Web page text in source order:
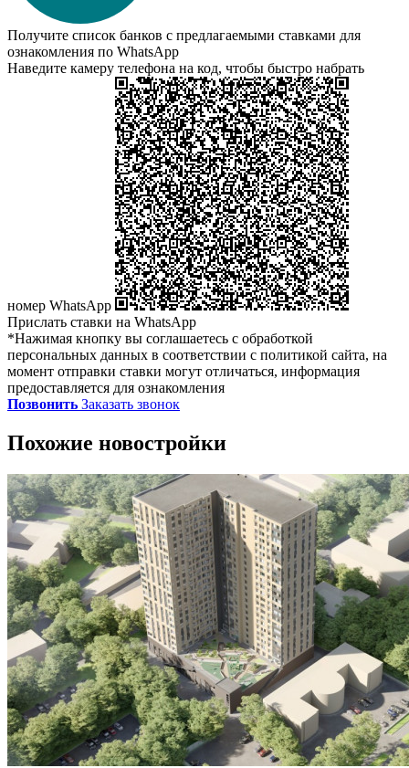
Получите список банков с предлагаемыми ставками для
ознакомления по WhatsApp
Наведите камеру телефона на код, чтобы быстро набрать
номер WhatsApp
Прислать ставки на WhatsApp
*Нажимая кнопку вы соглашаетесь с обработкой
персональных данных в соответствии с политикой сайта, на
момент отправки ставки могут отличаться, информация
предоставляется для ознакомления
Позвонить Заказать звонок
Похожие новостройки